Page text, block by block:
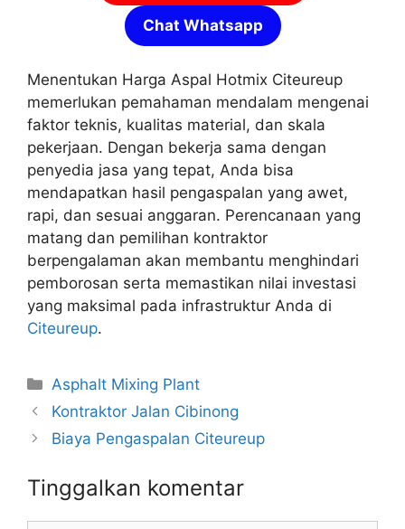
Chat Whatsapp
Menentukan Harga Aspal Hotmix Citeureup
memerlukan pemahaman mendalam mengenai
faktor teknis, kualitas material, dan skala
pekerjaan. Dengan bekerja sama dengan
penyedia jasa yang tepat, Anda bisa
mendapatkan hasil pengaspalan yang awet,
rapi, dan sesuai anggaran. Perencanaan yang
matang dan pemilihan kontraktor
berpengalaman akan membantu menghindari
pemborosan serta memastikan nilai investasi
yang maksimal pada infrastruktur Anda di
Citeureup.
Kategori
Asphalt Mixing Plant
Kontraktor Jalan Cibinong
Biaya Pengaspalan Citeureup
Tinggalkan komentar